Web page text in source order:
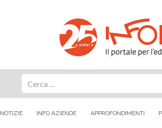
NOTIZIE INFO AZIENDE APPROFONDIMENTI